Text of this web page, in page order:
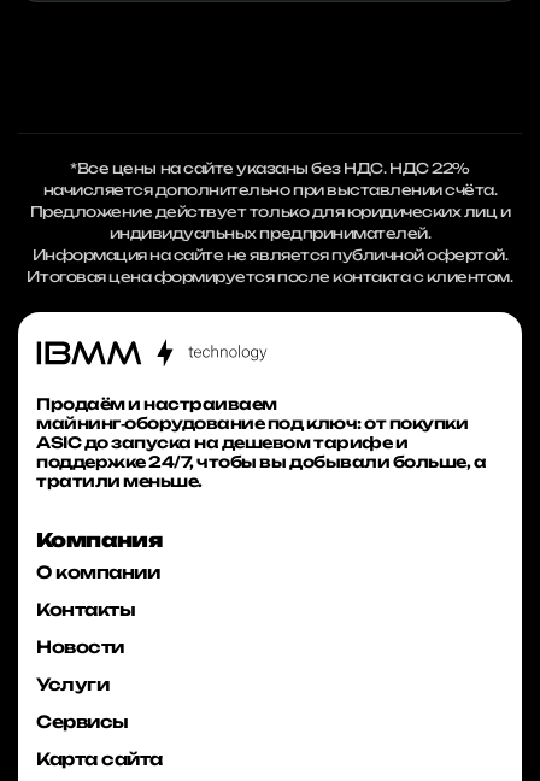
*Все цены на сайте указаны без НДС. НДС 22%
начисляется дополнительно при выставлении счёта.
Предложение действует только для юридических лиц и
индивидуальных предпринимателей.
Информация на сайте не является публичной офертой.
Итоговая цена формируется после контакта с клиентом.
Продаём и настраиваем
майнинг‑оборудование под ключ: от покупки
ASIC до запуска на дешевом тарифе и
поддержке 24/7, чтобы вы добывали больше, а
тратили меньше.
Компания
О компании
Контакты
Новости
Услуги
Сервисы
Карта сайта